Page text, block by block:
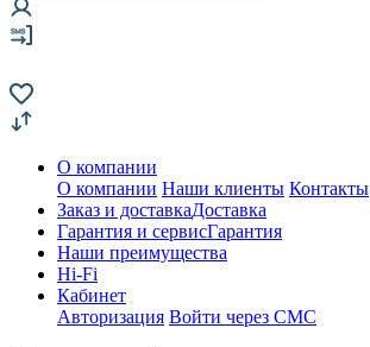
О компании
О компании Наши клиенты Контакты
Заказ и доставкаДоставка
Гарантия и сервисГарантия
Наши преимущества
Hi-Fi
Кабинет
Авторизация Войти через СМС